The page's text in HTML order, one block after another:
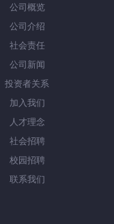
公司概览
公司介绍
社会责任
公司新闻
投资者关系
加入我们
人才理念
社会招聘
校园招聘
联系我们